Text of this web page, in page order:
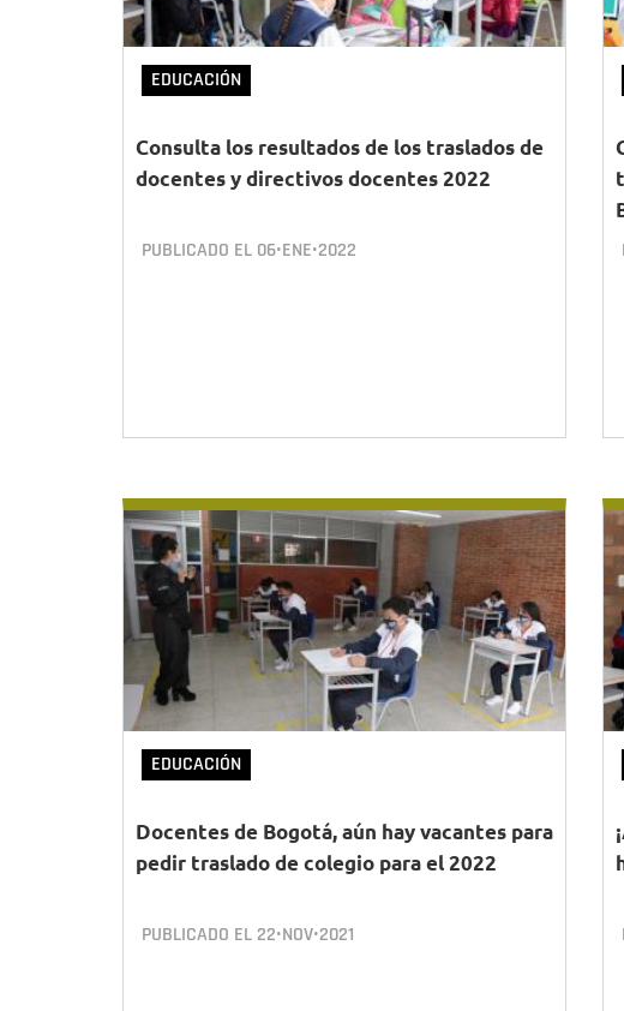
EDUCACIÓN
Consulta los resultados de los traslados de
docentes y directivos docentes 2022
PUBLICADO EL 06•ENE•2022
EDUCACIÓN
Docentes de Bogotá, aún hay vacantes para
pedir traslado de colegio para el 2022
PUBLICADO EL 22•NOV•2021